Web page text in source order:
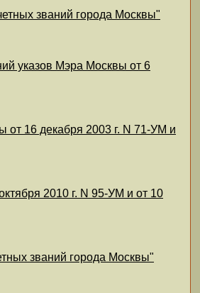
званий города Москвы"
указов Мэра Москвы от 6
16 декабря 2003 г. N 71-УМ и
2010 г. N 95-УМ и от 10
званий города Москвы"